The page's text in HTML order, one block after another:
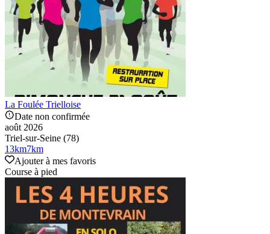
La Foulée Trielloise
Date non confirmée
août 2026
Triel-sur-Seine (78)
13km7km
Ajouter à mes favoris
Course à pied